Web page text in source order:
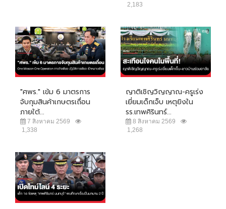
2,183
"ศพร." เข้ม 6 มาตรการ
จับกุมสินค้าเกษตรเถื่อน
ภายใต้...
7 สิงหาคม 2569
1,338
ญาติเชิญวิญญาณ-ครูเร่ง
เยี่ยมเด็กเจ็บ เหตุยิงใน
รร.เทพศิรินทร์...
8 สิงหาคม 2569
1,268